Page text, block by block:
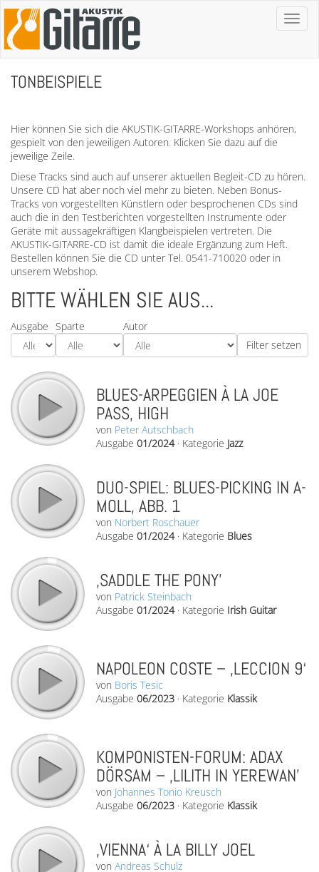
Toggle
TONBEISPIELE
Hier können Sie sich die AKUSTIK-GITARRE-Workshops anhören,
gespielt von den jeweiligen Autoren. Klicken Sie dazu auf die
jeweilige Zeile.
Diese Tracks sind auch auf unserer aktuellen Begleit-CD zu hören.
Unsere CD hat aber noch viel mehr zu bieten. Neben Bonus-
Tracks von vorgestellten Künstlern oder besprochenen CDs sind
auch die in den Testberichten vorgestellten Instrumente oder
Geräte mit aussagekräftigen Klangbeispielen vertreten. Die
AKUSTIK-GITARRE-CD ist damit die ideale Ergänzung zum Heft.
Bestellen können Sie die CD unter Tel. 0541-710020 oder in
unserem Webshop.
BITTE WÄHLEN SIE AUS...
Ausgabe Sparte Autor
BLUES-ARPEGGIEN À LA JOE
PASS, HIGH
von Peter Autschbach
Ausgabe 01/2024· Kategorie Jazz
DUO-SPIEL: BLUES-PICKING IN A-
MOLL, ABB. 1
von Norbert Roschauer
Ausgabe 01/2024· Kategorie Blues
‚SADDLE THE PONY’
von Patrick Steinbach
Ausgabe 01/2024· Kategorie Irish Guitar
NAPOLEON COSTE – ‚LECCION 9‘
von Boris Tesic
Ausgabe 06/2023 · Kategorie Klassik
KOMPONISTEN-FORUM: ADAX
DÖRSAM – ‚LILITH IN YEREWAN’
von Johannes Tonio Kreusch
Ausgabe 06/2023 · Kategorie Klassik
‚VIENNA‘ À LA BILLY JOEL
von Andreas Schulz